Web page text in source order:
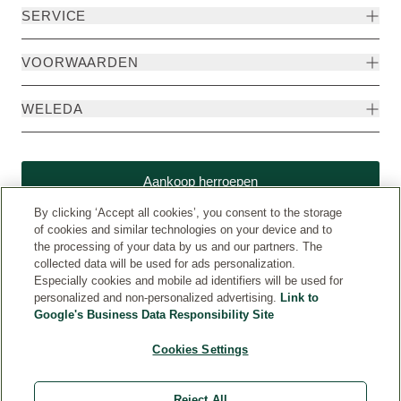
SERVICE
VOORWAARDEN
WELEDA
Aankoop herroepen
Weleda International (www.weleda.com) © Weleda 2026
By clicking ‘Accept all cookies’, you consent to the storage
of cookies and similar technologies on your device and to
the processing of your data by us and our partners. The
collected data will be used for ads personalization.
Especially cookies and mobile ad identifiers will be used for
personalized and non-personalized advertising. Link to
Google's Business Data Responsibility Site
Cookies Settings